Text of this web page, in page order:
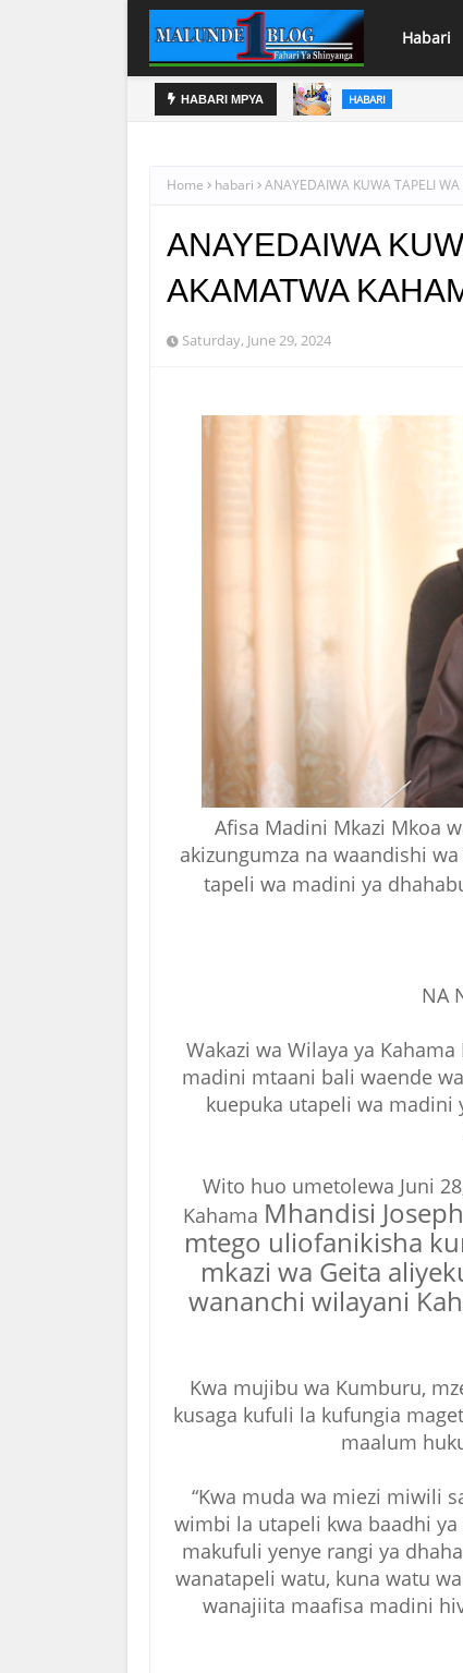
Habari
HABARI MPYA HABARI
Home habari ANAYEDAIWA KUWA TAPELI
ANAYEDAIWA
AKAMATWA
Saturday, June 29, 2024
Afisa Madini Mkazi Mkoa
akizungumza na waandishi
tapeli wa madini ya
NA
Wakazi wa Wilaya ya
madini mtaani bali waende
kuepuka utapeli wa madini
Wito huo umetolewa Juni
Kahama Mhandisi
mtego uliofanikisha
mkazi wa Geita
wananchi wilayani
Kwa mujibu wa Kumburu,
kusaga kufuli la kufungia
maalum
“Kwa muda wa miezi miwili
wimbi la utapeli kwa baadhi
makufuli yenye rangi ya
wanatapeli watu, kuna watu
wanajiita maafisa madini